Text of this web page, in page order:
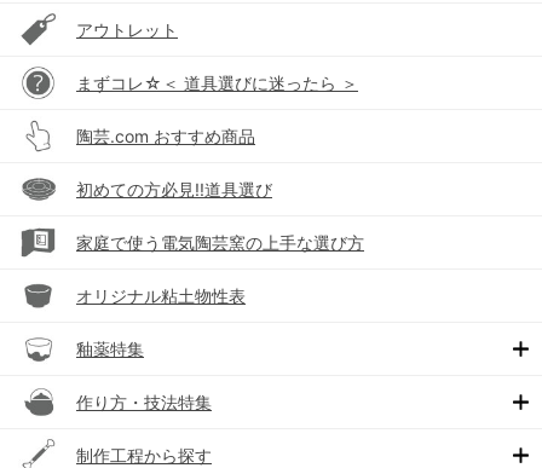
アウトレット
まずコレ☆＜ 道具選びに迷ったら ＞
陶芸.com おすすめ商品
初めての方必見!!道具選び
家庭で使う電気陶芸窯の上手な選び方
オリジナル粘土物性表
釉薬特集
作り方・技法特集
制作工程から探す